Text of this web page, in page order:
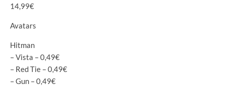
14,99€
Avatars
Hitman
– Vista – 0,49€
– Red Tie – 0,49€
– Gun – 0,49€